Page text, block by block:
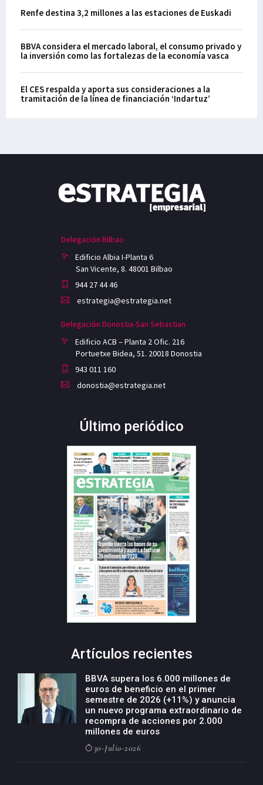
Renfe destina 3,2 millones a las estaciones de Euskadi
BBVA considera el mercado laboral, el consumo privado y
la inversión como las fortalezas de la economía vasca
El CES respalda y aporta sus consideraciones a la
tramitación de la línea de financiación ‘Indartuz’
Delegación Bilbao
Edificio Albia I-Planta 6
San Vicente, 8. 48001 Bilbao
944 27 44 46
estrategia@estrategia.net
Delegación Donostia-San Sebastian
Edificio ACB – Planta 2 Ofic. 216
Portuetxe Bidea, 51. 20018 Donostia
943 011 160
donostia@estrategia.net
Último periódico
Artículos recientes
BBVA supera los 6.000 millones de
euros de beneficio en el primer
semestre de 2026 (+11%) y anuncia
un nuevo programa extraordinario de
recompra de acciones por 2.000
millones de euros
30-Julio-2026